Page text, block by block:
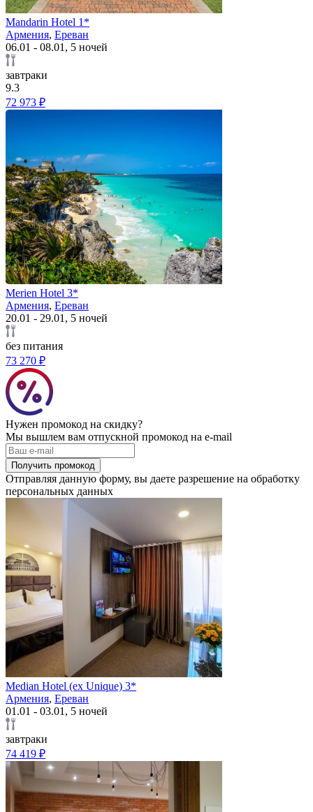
Mandarin Hotel 1*
Армения, Ереван
06.01 - 08.01, 5 ночей
завтраки
9.3
72 973 ₽
Merien Hotel 3*
Армения, Ереван
20.01 - 29.01, 5 ночей
без питания
73 270 ₽
Нужен промокод на скидку?
Мы вышлем вам отпускной промокод на e-mail
Получить промокод
Отправляя данную форму, вы даете разрешение на обработку
персональных данных
Median Hotel (ex Unique) 3*
Армения, Ереван
01.01 - 03.01, 5 ночей
завтраки
74 419 ₽